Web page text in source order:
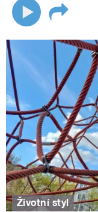
Životní styl